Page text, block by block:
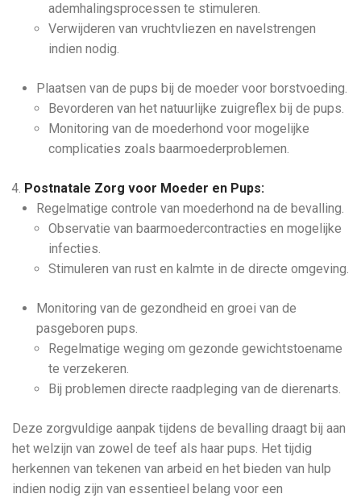
ademhalingsprocessen te stimuleren.
Verwijderen van vruchtvliezen en navelstrengen
indien nodig.
Plaatsen van de pups bij de moeder voor borstvoeding.
Bevorderen van het natuurlijke zuigreflex bij de pups.
Monitoring van de moederhond voor mogelijke
complicaties zoals baarmoederproblemen.
Postnatale Zorg voor Moeder en Pups:
Regelmatige controle van moederhond na de bevalling.
Observatie van baarmoedercontracties en mogelijke
infecties.
Stimuleren van rust en kalmte in de directe omgeving.
Monitoring van de gezondheid en groei van de
pasgeboren pups.
Regelmatige weging om gezonde gewichtstoename
te verzekeren.
Bij problemen directe raadpleging van de dierenarts.
Deze zorgvuldige aanpak tijdens de bevalling draagt bij aan
het welzijn van zowel de teef als haar pups. Het tijdig
herkennen van tekenen van arbeid en het bieden van hulp
indien nodig zijn van essentieel belang voor een